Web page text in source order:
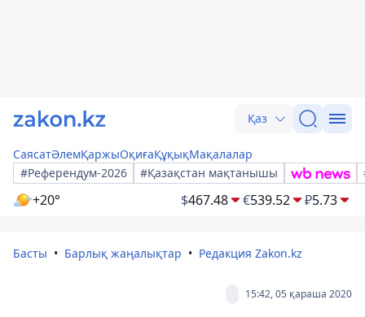
Қаз
СаясатӘлемҚаржыОқиғаҚұқықМақалалар
#Референдум-2026
#Қазақстан мақтанышы
+20° $467.48 €539.52 ₽5.73
Басты Барлық жаңалықтар Редакция Zakon.kz
15:42, 05 қараша 2020